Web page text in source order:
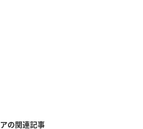
の関連記事